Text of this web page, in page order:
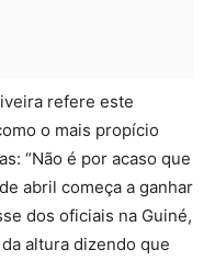
refere este
o mais propício
“Não é por acaso que
abril começa a ganhar
dos oficiais na Guiné,
altura dizendo que